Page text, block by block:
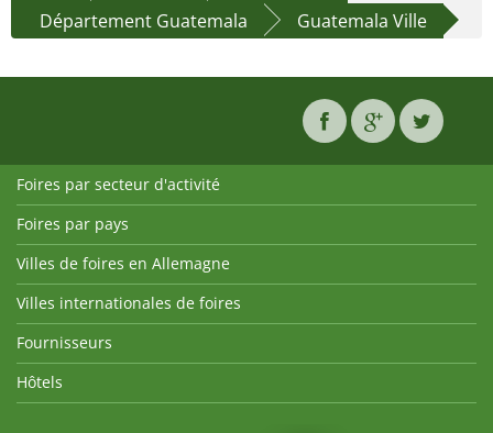
Département Guatemala
Guatemala Ville
Foires par secteur d'activité
Foires par pays
Villes de foires en Allemagne
Villes internationales de foires
Fournisseurs
Hôtels